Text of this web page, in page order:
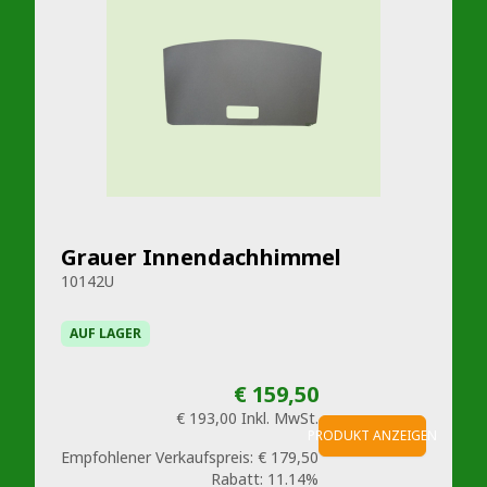
Grauer Innendachhimmel
10142U
AUF LAGER
€ 159,50
€ 193,00 Inkl. MwSt.
Empfohlener Verkaufspreis: € 179,50
Rabatt: 11.14%
PRODUKT ANZEIGEN